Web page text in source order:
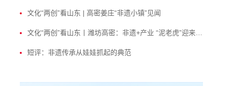
文化“两创”看山东 | 高密姜庄“非遗小镇”见闻
文化“两创”看山东丨潍坊高密：非遗+产业 “泥老虎”迎来新春天
短评：非遗传承从娃娃抓起的典范